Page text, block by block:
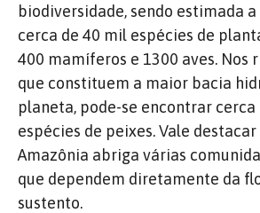
biodiversidade, sendo estimada
cerca de 40 mil espécies de
400 mamíferos e 1300 aves. Nos
que constituem a maior bacia
planeta, pode-se encontrar
espécies de peixes. Vale
Amazônia abriga várias
que dependem diretamente da
sustento.